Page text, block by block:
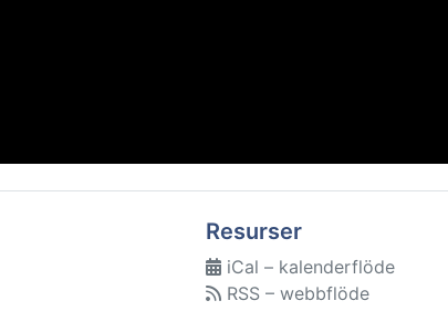
Resurser
iCal – kalenderflöde
RSS – webbflöde